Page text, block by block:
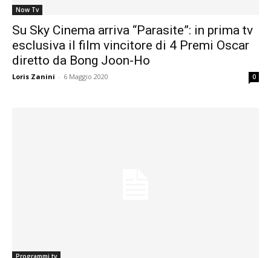
Now Tv
Su Sky Cinema arriva “Parasite”: in prima tv
esclusiva il film vincitore di 4 Premi Oscar
diretto da Bong Joon-Ho
Loris Zanini - 6 Maggio 2020 0